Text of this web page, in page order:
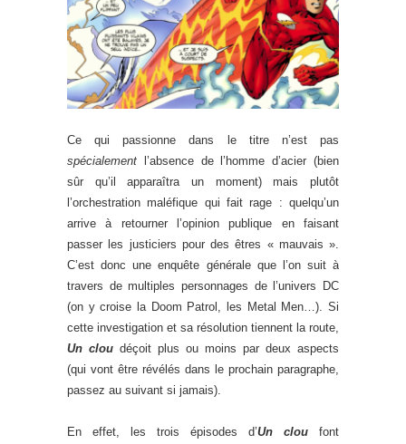
Ce qui passionne dans le titre n’est pas
spécialement l’absence de l’homme d’acier (bien
sûr qu’il apparaîtra un moment) mais plutôt
l’orchestration maléfique qui fait rage : quelqu’un
arrive à retourner l’opinion publique en faisant
passer les justiciers pour des êtres « mauvais ».
C’est donc une enquête générale que l’on suit à
travers de multiples personnages de l’univers DC
(on y croise la Doom Patrol, les Metal Men…). Si
cette investigation et sa résolution tiennent la route,
Un clou déçoit plus ou moins par deux aspects
(qui vont être révélés dans le prochain paragraphe,
passez au suivant si jamais).
En effet, les trois épisodes d’Un clou font